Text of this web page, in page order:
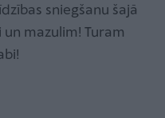
sniegšanu šajā
mazulim! Turam